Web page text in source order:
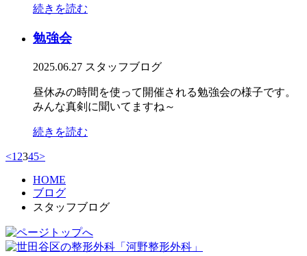
続きを読む
勉強会
2025.06.27 スタッフブログ
昼休みの時間を使って開催される勉強会の様子です。
みんな真剣に聞いてますね～
続きを読む
<1 2345>
HOME
ブログ
スタッフブログ